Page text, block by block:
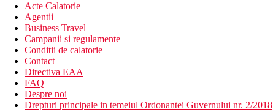
Acte Calatorie
Agentii
Business Travel
Campanii si regulamente
Conditii de calatorie
Contact
Directiva EAA
FAQ
Despre noi
Drepturi principale in temeiul Ordonantei Guvernului nr. 2/2018